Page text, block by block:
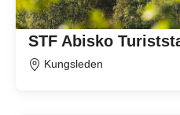
STF Abisko
Kungsleden